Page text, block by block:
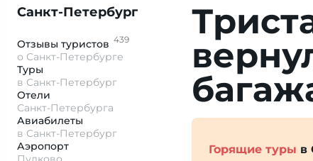
Санкт-Петербург
Отзывы туристов 439
о Санкт-Петербурге
Туры
в Санкт-Петербург
Отели
Санкт-Петербурга
Авиабилеты
в Санкт-Петербург
Аэропорт
Горящие туры в